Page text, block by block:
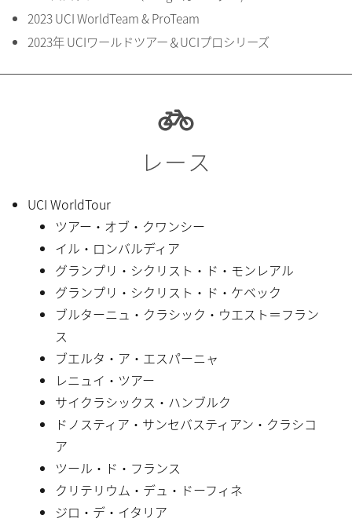
2023 UCI WorldTeam & ProTeam
2023年 UCIワールドツアー＆UCIプロシリーズ
レース
UCI WorldTour
ツアー・オブ・クワンシー
イル・ロンバルディア
グランプリ・シクリスト・ド・モンレアル
グランプリ・シクリスト・ド・ケベック
ブルターニュ・クラシック・ウエスト＝フラン
ス
ブエルタ・ア・エスパーニャ
レニュイ・ツアー
サイクラシックス・ハンブルク
ドノスティア・サンセバスティアン・クラシコ
ア
ツール・ド・フランス
クリテリウム・デュ・ドーフィネ
ジロ・デ・イタリア